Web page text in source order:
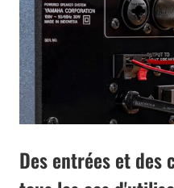
Des entrées et des